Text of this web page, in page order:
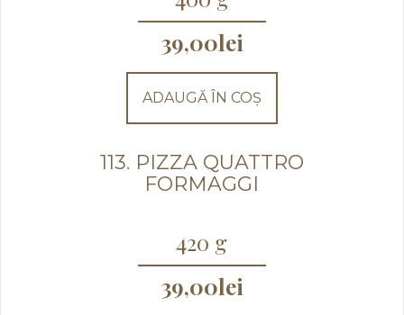
39,00lei
ADAUGĂ ÎN COȘ
113. PIZZA QUATTRO
FORMAGGI
420 g
39,00lei